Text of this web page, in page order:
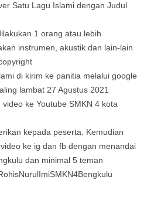
Satu Lagu Islami dengan Judul
1 orang atau lebih
instrumen, akustik dan lain-lain
di kirim ke panitia melalui google
lambat 27 Agustus 2021
ke Youtube SMKN 4 kota
kepada peserta. Kemudian
ke ig dan fb dengan menandai
dan minimal 5 teman